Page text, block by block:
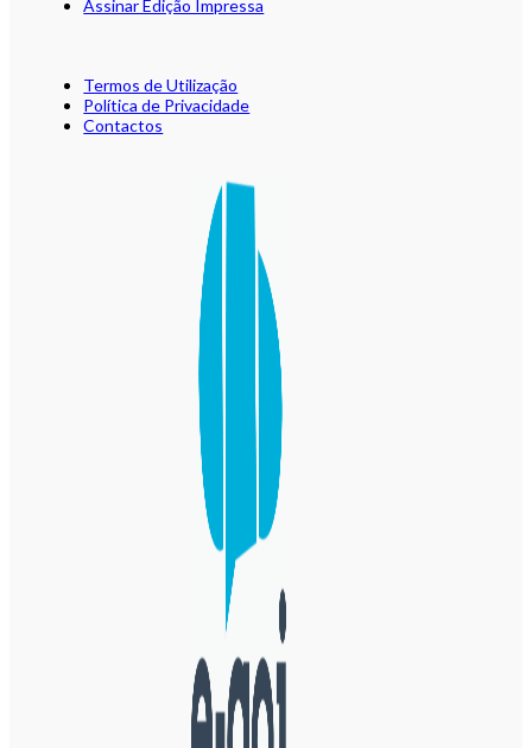
Assinar Edição Impressa
Termos de Utilização
Política de Privacidade
Contactos